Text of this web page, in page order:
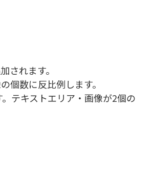
されます。
個数に反比例します。
テキストエリア・画像が2個の